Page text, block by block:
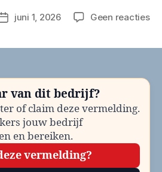
Berichtdatum
juni 1, 2026 Geen reactiesop
en
van dit bedrijf?
of claim deze vermelding.
jouw bedrijf
en bereiken.
vermelding?